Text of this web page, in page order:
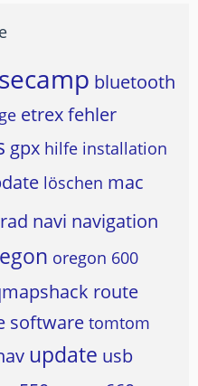
bluetooth
etrexfehler
gpx hilfe installation
löschen mac
navi navigation
oregon 600
route
software tomtom
update usb